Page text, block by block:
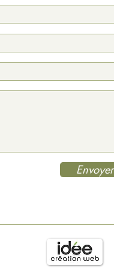
Envoyer